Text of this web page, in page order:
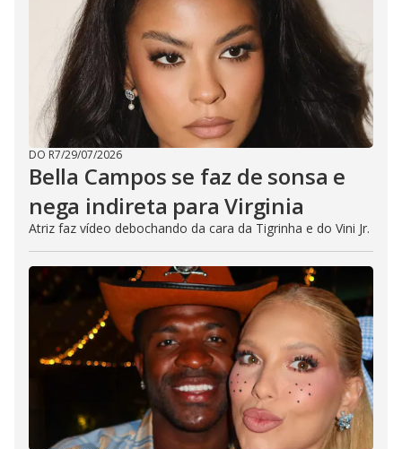
DO R7/29/07/2026
Bella Campos se faz de sonsa e
nega indireta para Virginia
Atriz faz vídeo debochando da cara da Tigrinha e do Vini Jr.